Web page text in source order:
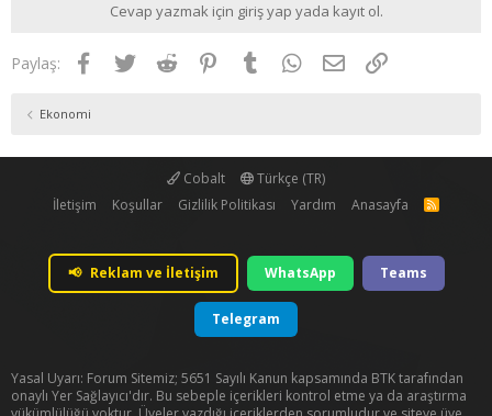
Cevap yazmak için giriş yap yada kayıt ol.
Paylaş: Facebook
TwitterReddit PinterestTumblrWhatsApp
E-postaLink
Ekonomi
Cobalt
Türkçe (TR)
İletişim
Koşullar Gizlilik Politikası Yardım Anasayfa
R
📢 Reklam ve İletişim WhatsApp Teams
Telegram
Yasal Uyarı: Forum Sitemiz; 5651 Sayılı Kanun kapsamında BTK tarafından
onaylı Yer Sağlayıcı'dır. Bu sebeple içerikleri kontrol etme ya da araştırma